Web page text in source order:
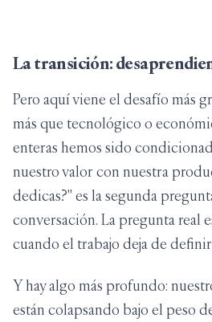
La transición:
Pero aquí viene el desafío más
más que tecnológico o
enteras hemos sido
nuestro valor con nuestra
dedicas?" es la segunda
conversación. La pregunta real
cuando el trabajo deja de
Y hay algo más profundo:
están colapsando bajo el peso